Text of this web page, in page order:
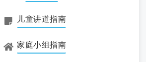
儿童讲道指南
家庭小组指南